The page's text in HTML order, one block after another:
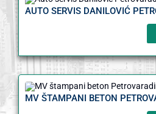
AUTO SERVIS DANILOVIĆ
MV ŠTAMPANI BETON